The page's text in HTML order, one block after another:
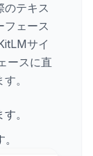
のテキス
フェース
サイ
ースに直
。
。